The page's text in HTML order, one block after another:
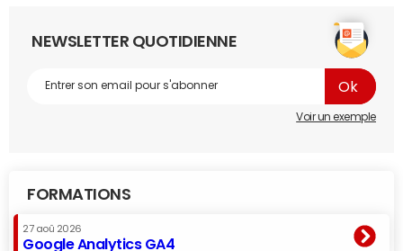
NEWSLETTER QUOTIDIENNE
Voir un exemple
FORMATIONS
27 aoû 2026
Google Analytics GA4